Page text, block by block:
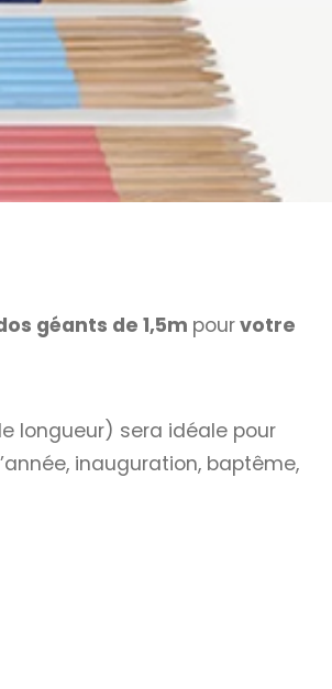
géants de 1,5m pourvotre
longueur) sera idéale pour
inauguration, baptême,